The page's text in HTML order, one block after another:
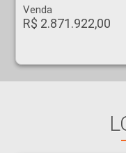
Venda
R$ 2.871.922,00